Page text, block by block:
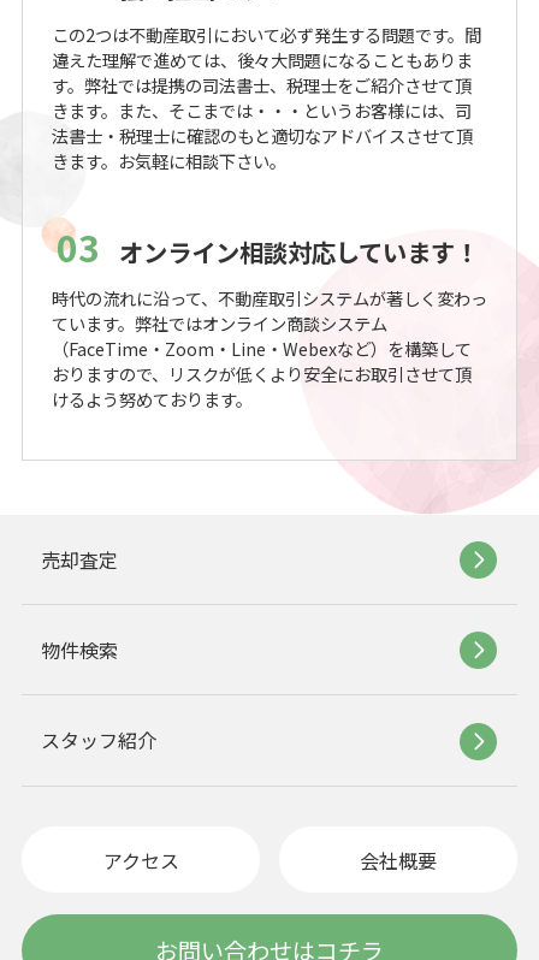
この2つは不動産取引において必ず発生する問題です。間
違えた理解で進めては、後々大問題になることもありま
す。弊社では提携の司法書士、税理士をご紹介させて頂
きます。また、そこまでは・・・というお客様には、司
法書士・税理士に確認のもと適切なアドバイスさせて頂
きます。お気軽に相談下さい。
03 オンライン相談対応しています！
時代の流れに沿って、不動産取引システムが著しく変わっ
ています。弊社ではオンライン商談システム
（FaceTime・Zoom・Line・Webexなど）を構築して
おりますので、リスクが低くより安全にお取引させて頂
けるよう努めております。
売却査定
物件検索
スタッフ紹介
アクセス 会社概要
お問い合わせはコチラ